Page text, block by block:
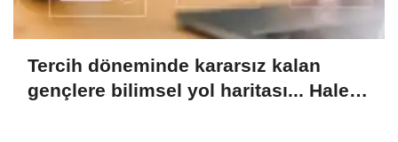
Tercih döneminde kararsız kalan
gençlere bilimsel yol haritası... Halen